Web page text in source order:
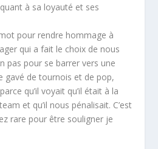
à sa loyauté et ses
pour rendre hommage à
qui a fait le choix de nous
pas pour se barrer vers une
gavé de tournois et de pop,
qu’il voyait qu’il était à la
et qu’il nous pénalisait. C’est
rare pour être souligner je